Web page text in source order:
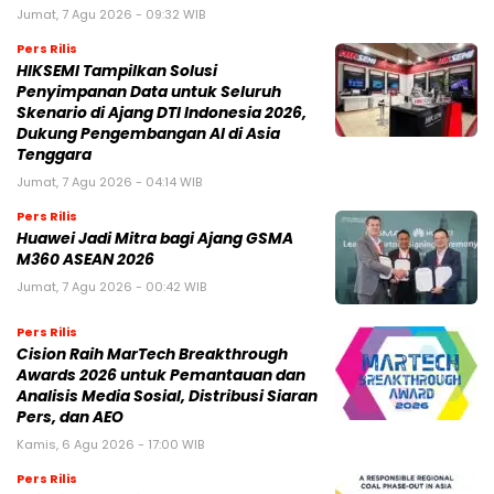
Jumat, 7 Agu 2026 - 09:32 WIB
Pers Rilis
HIKSEMI Tampilkan Solusi
Penyimpanan Data untuk Seluruh
Skenario di Ajang DTI Indonesia 2026,
Dukung Pengembangan AI di Asia
Tenggara
Jumat, 7 Agu 2026 - 04:14 WIB
Pers Rilis
Huawei Jadi Mitra bagi Ajang GSMA
M360 ASEAN 2026
Jumat, 7 Agu 2026 - 00:42 WIB
Pers Rilis
Cision Raih MarTech Breakthrough
Awards 2026 untuk Pemantauan dan
Analisis Media Sosial, Distribusi Siaran
Pers, dan AEO
Kamis, 6 Agu 2026 - 17:00 WIB
Pers Rilis